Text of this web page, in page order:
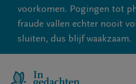
voorkomen. Pogingen tot
fraude vallen echter nooit
sluiten, dus blijf waakzaam.